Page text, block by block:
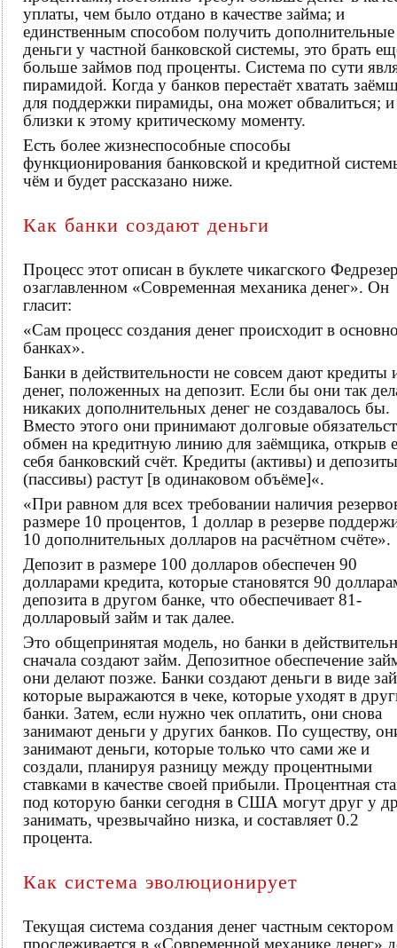
уплаты, чем было отдано в качестве займа; и
единственным способом получить дополнительные
деньги у частной банковской системы, это брать
больше займов под проценты. Система по сути
пирамидой. Когда у банков перестаёт хватать
для поддержки пирамиды, она может обвалиться;
близки к этому критическому моменту.
Есть более жизнеспособные способы
функционирования банковской и кредитной
чём и будет рассказано ниже.
Как банки создают деньги
Процесс этот описан в буклете чикагского
озаглавленном «Современная механика денег». Он
гласит:
«Сам процесс создания денег происходит в
банках».
Банки в действительности не совсем дают кредиты
денег, положенных на депозит. Если бы они так
никаких дополнительных денег не создавалось бы.
Вместо этого они принимают долговые
обмен на кредитную линию для заёмщика, открыв
себя банковский счёт. Кредиты (активы) и депозиты
(пассивы) растут [в одинаковом объёме]«.
«При равном для всех требовании наличия
размере 10 процентов, 1 доллар в резерве
10 дополнительных долларов на расчётном счёте».
Депозит в размере 100 долларов обеспечен 90
долларами кредита, которые становятся 90
депозита в другом банке, что обеспечивает 81-
долларовый займ и так далее.
Это общепринятая модель, но банки в
сначала создают займ. Депозитное обеспечение
они делают позже. Банки создают деньги в виде
которые выражаются в чеке, которые уходят в
банки. Затем, если нужно чек оплатить, они снова
занимают деньги у других банков. По существу,
занимают деньги, которые только что сами же и
создали, планируя разницу между процентными
ставками в качестве своей прибыли. Процентная
под которую банки сегодня в США могут друг у
занимать, чрезвычайно низка, и составляет 0.2
процента.
Как система эволюционирует
Текущая система создания денег частным сектором
прослеживается в «Современной механике денег»